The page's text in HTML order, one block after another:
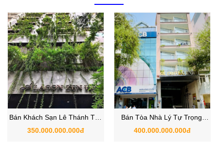
Bán Khách Sạn Lê Thánh Tôn
, Phường Bến Thành, Quận 1,
350.000.000.000đ
Bán Tòa Nhà Lý Tự Trọng,
Phường Bến Thành, Quận 1,
400.000.000.000đ